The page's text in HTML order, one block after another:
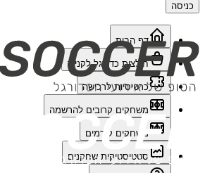
כניסה
דף הבית
חולצות כדורגל לקנייה
כרטיסיות לרכישה
משחקים קרובים להרשמה
משחקים קודמים
סטטיסטיקות שחקנים